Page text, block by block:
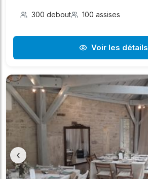
300 debout 100 assises
Voir les détails
‹